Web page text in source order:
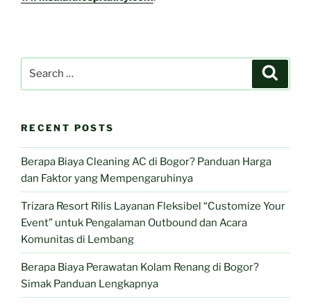
RECENT POSTS
Berapa Biaya Cleaning AC di Bogor? Panduan Harga
dan Faktor yang Mempengaruhinya
Trizara Resort Rilis Layanan Fleksibel “Customize Your
Event” untuk Pengalaman Outbound dan Acara
Komunitas di Lembang
Berapa Biaya Perawatan Kolam Renang di Bogor?
Simak Panduan Lengkapnya